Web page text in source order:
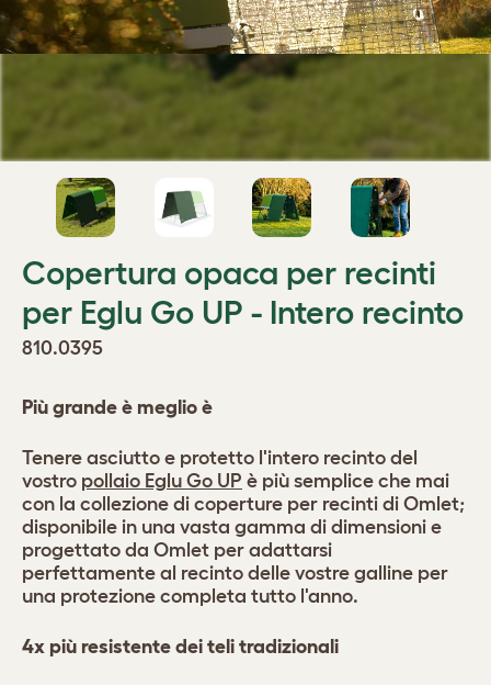
Copertura opaca per recinti
per Eglu Go UP - Intero recinto
810.0395
Più grande è meglio è
Tenere asciutto e protetto l'intero recinto del
vostro pollaio Eglu Go UP è più semplice che mai
con la collezione di coperture per recinti di Omlet;
disponibile in una vasta gamma di dimensioni e
progettato da Omlet per adattarsi
perfettamente al recinto delle vostre galline per
una protezione completa tutto l'anno.
4x più resistente dei teli tradizionali